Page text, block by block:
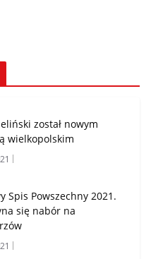
został nowym
wielkopolskim
Spis Powszechny 2021.
się nabór na